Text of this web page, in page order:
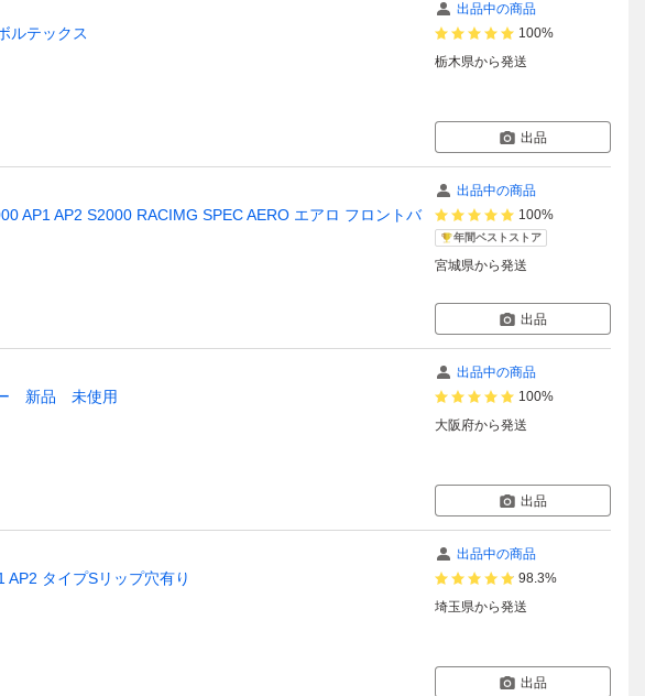
ルテックス
出品中の商品
100%
栃木県から発送
出品
AP1 AP2 S2000 RACIMG SPEC AERO エアロ フロントバ
出品中の商品
100%
年間ベストストア
宮城県から発送
出品
新品 未使用
出品中の商品
100%
大阪府から発送
出品
タイプSリップ穴有り
出品中の商品
98.3%
埼玉県から発送
出品